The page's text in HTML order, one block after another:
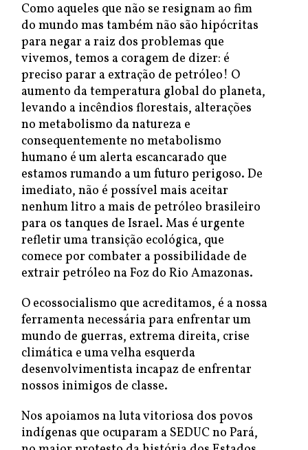
Como aqueles que não se resignam ao fim
do mundo mas também não são hipócritas
para negar a raiz dos problemas que
vivemos, temos a coragem de dizer: é
preciso parar a extração de petróleo! O
aumento da temperatura global do planeta,
levando a incêndios florestais, alterações
no metabolismo da natureza e
consequentemente no metabolismo
humano é um alerta escancarado que
estamos rumando a um futuro perigoso. De
imediato, não é possível mais aceitar
nenhum litro a mais de petróleo brasileiro
para os tanques de Israel. Mas é urgente
refletir uma transição ecológica, que
comece por combater a possibilidade de
extrair petróleo na Foz do Rio Amazonas.
O ecossocialismo que acreditamos, é a nossa
ferramenta necessária para enfrentar um
mundo de guerras, extrema direita, crise
climática e uma velha esquerda
desenvolvimentista incapaz de enfrentar
nossos inimigos de classe.
Nos apoiamos na luta vitoriosa dos povos
indígenas que ocuparam a SEDUC no Pará,